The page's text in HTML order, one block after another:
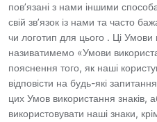
пов’язані з нами іншими
свій зв’язок із нами та часто
чи логотип для цього . Ці
називатимемо «Умови
пояснення того, як наші
відповісти на будь-які
цих Умов використання знаків,
використовувати наші знаки,